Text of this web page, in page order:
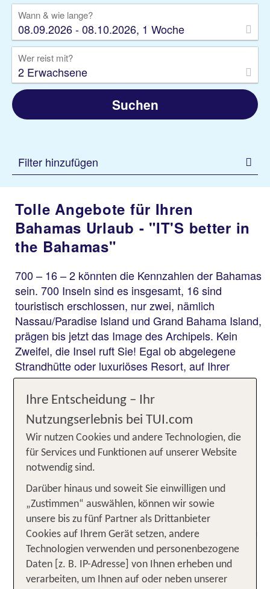
Wann & wie lange?
08.09.2026 - 08.10.2026, 1 Woche
Wer reist mit?
2 Erwachsene
Suchen
Filter hinzufügen
Tolle Angebote für Ihren
Bahamas Urlaub - "IT'S better in
the Bahamas"
700 – 16 – 2 könnten die Kennzahlen der Bahamas
sein. 700 Inseln sind es insgesamt, 16 sind
touristisch erschlossen, nur zwei, nämlich
Nassau/Paradise Island und Grand Bahama Island,
prägen bis jetzt das Image des Archipels. Kein
Zweifel, die Insel ruft Sie! Egal ob abgelegene
Strandhütte oder luxuriöses Resort, auf Ihrer
Bahamas Reise ist der Wohlfühlstrand immer
inklusive. Außerdem buchen Sie türkisfarbene
sanfte Wellen, exotisches Flair und einen
atemberaubenden Ausblick direkt mit dazu. Immer
noch nicht überzeugt? Dann schwimmen Sie doch
gleich mit den berühmten Schweinen in Ihrem
Bahamas-Urlaub oder machen Sie Ihre eigenen
Bahamas Erfahrungen beim Insel-Hopping und
entdecken. Klingt gut? Finden wir auch.
Feiern, Golfen, Tauchen – Finden
Sie Abwechslung auf den
Bahamas
Ihre Entscheidung – Ihr
Nutzungserlebnis bei TUI.com
Wir nutzen Cookies und andere Technologien, die
für Services und Funktionen auf unserer Website
notwendig sind.
Darüber hinaus und soweit Sie einwilligen und
„Zustimmen“ auswählen, können wir sowie
unsere bis zu fünf Partner als Drittanbieter
Cookies auf Ihrem Gerät setzen, andere
Technologien verwenden und personenbezogene
Daten [z. B. IP-Adresse] von Ihnen erheben und
verarbeiten, um Ihnen auf oder neben unserer